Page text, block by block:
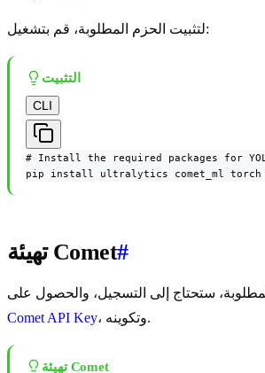
لتثبيت الحزم المطلوبة، قم بتشغيل:
التثبيت
CLI
# Install the required packages for
pip install ultralytics comet_ml torch
تهيئة Comet#
ستحتاج إلى التسجيل، والحصول على
Comet API Key
، وتكوينه.
تهيئة Comet